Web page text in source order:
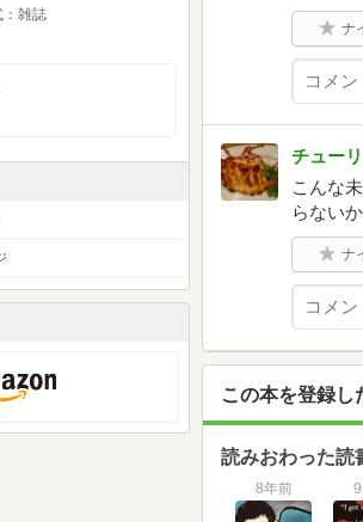
：雑誌
ナ
チュー
こんな
らない
ナ
この本を登録し
読みおわった読
8年前